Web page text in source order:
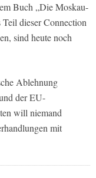
Buch „Die Moskau-
dieser Connection
sind heute noch
Ablehnung
der EU-
will niemand
mit